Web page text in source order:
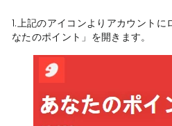
1.上記のアイコンよりアカウント
なたのポイント」を開きます。